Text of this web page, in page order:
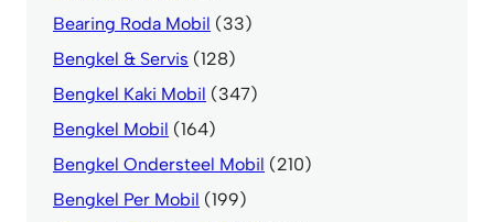
Bearing Roda Mobil (33)
Bengkel & Servis (128)
Bengkel Kaki Mobil (347)
Bengkel Mobil (164)
Bengkel Ondersteel Mobil (210)
Bengkel Per Mobil (199)